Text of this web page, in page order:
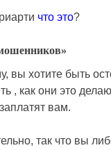
что это?
вы хотите быть
, как они это
вам.
так что вы